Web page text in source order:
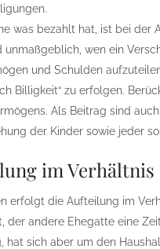
was bezahlt hat, ist bei
unmaßgeblich, wen ein
und Schulden
Billigkeit“ zu erfolgen.
Als Beitrag sind
der Kinder sowie jeder
im Verhältnis
erfolgt die Aufteilung im
der andere Ehegatte eine
hat sich aber um den